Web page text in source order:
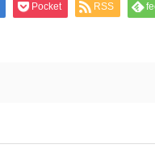
Pocket RSS